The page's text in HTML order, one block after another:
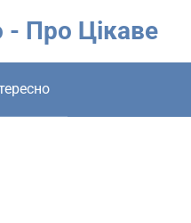
- Про Цікаве